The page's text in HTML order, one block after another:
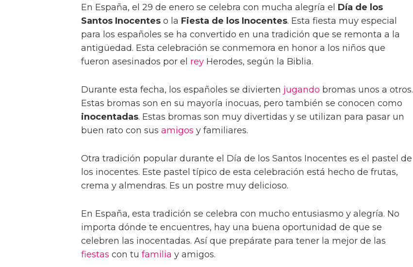
En España, el 29 de enero se celebra con mucha alegría el Día de los
Santos Inocentes o la Fiesta de los Inocentes. Esta fiesta muy especial
para los españoles se ha convertido en una tradición que se remonta a la
antigüedad. Esta celebración se conmemora en honor a los niños que
fueron asesinados por el rey Herodes, según la Biblia.
Durante esta fecha, los españoles se divierten jugando bromas unos a otros.
Estas bromas son en su mayoría inocuas, pero también se conocen como
inocentadas. Estas bromas son muy divertidas y se utilizan para pasar un
buen rato con sus amigos y familiares.
Otra tradición popular durante el Día de los Santos Inocentes es el pastel de
los inocentes. Este pastel típico de esta celebración está hecho de frutas,
crema y almendras. Es un postre muy delicioso.
En España, esta tradición se celebra con mucho entusiasmo y alegría. No
importa dónde te encuentres, hay una buena oportunidad de que se
celebren las inocentadas. Así que prepárate para tener la mejor de las
fiestas con tu familia y amigos.